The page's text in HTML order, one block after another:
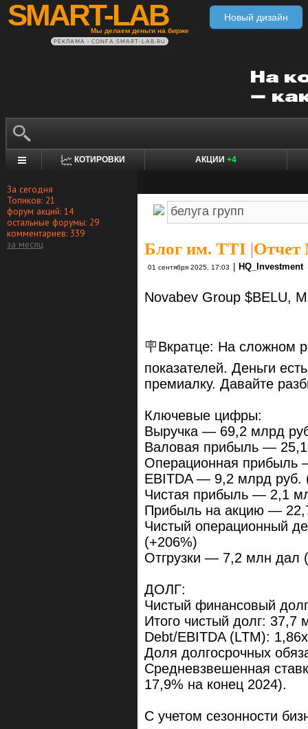
SMART-LAB
Мы делаем деньги на бирже
Новый дизайн
РЕКЛАМА • CONFA.SMART-LAB.RU
КОТИРОВКИ АКЦИИ +4
За сегодня
Топиков: 21
форум акций: 14
остальные форумы: 29
комментариев: 339
за месяц
Блог им. TTI |Отчет
01 сентября 2025, 17:03 HQ_Investment
Novabev Group $BELU,
🪧Вкратце: На сложном
показателей. Деньги
премиалку. Давайте
Ключевые цифры:
Выручка — 69,2 млрд
Валовая прибыль —
Операционная прибыль
EBITDA — 9,2 млрд руб.
Чистая прибыль — 2,1
Прибыль на акцию —
Чистый операционный
(+206%)
Отгрузки — 7,2 млн дал
ДОЛГ:
Чистый финансовый
Итого чистый долг: 37,7
Debt/EBITDA (LTM):
Доля долгосрочных
Средневзвешенная
17,9% на конец 2024).
С учетом сезонности